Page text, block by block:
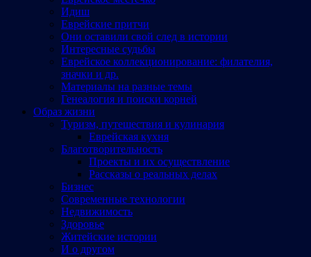
Идиш
Еврейские притчи
Они оставили свой след в истории
Интересные судьбы
Еврейское коллекционирование: филателия,
значки и др.
Материалы на разные темы
Генеалогия и поиски корней
Образ жизни
Туризм, путешествия и кулинария
Еврейская кухня
Благотворительность
Проекты и их осуществление
Рассказы о реальных делах
Бизнес
Современные технологии
Недвижимость
Здоровье
Житейские истории
И о другом